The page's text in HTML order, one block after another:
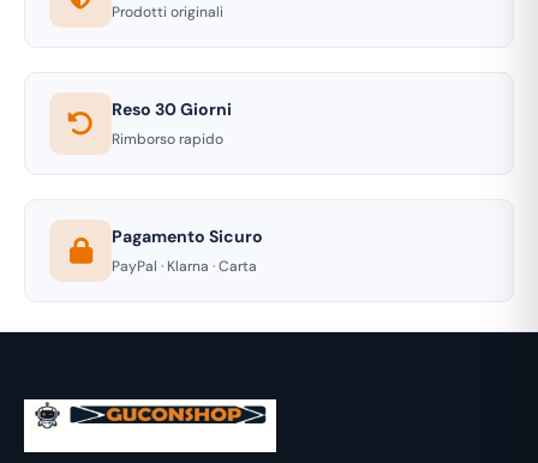
Prodotti originali
Reso 30 Giorni
Rimborso rapido
Pagamento Sicuro
PayPal · Klarna · Carta